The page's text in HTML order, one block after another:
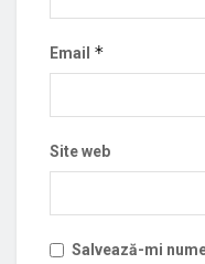
Email *
Site web
Salvează-mi